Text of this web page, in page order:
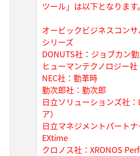
ツール」は以下となります。
オービックビジネスコン
シリーズ
DONUTS社：ジョブカン
ヒューマンテクノロジー
NEC社：勤革時
勤次郎社：勤次郎
日立ソリューションズ社
ア）
日立マネジメントパートナ
EXtime
クロノス社：XRONOS